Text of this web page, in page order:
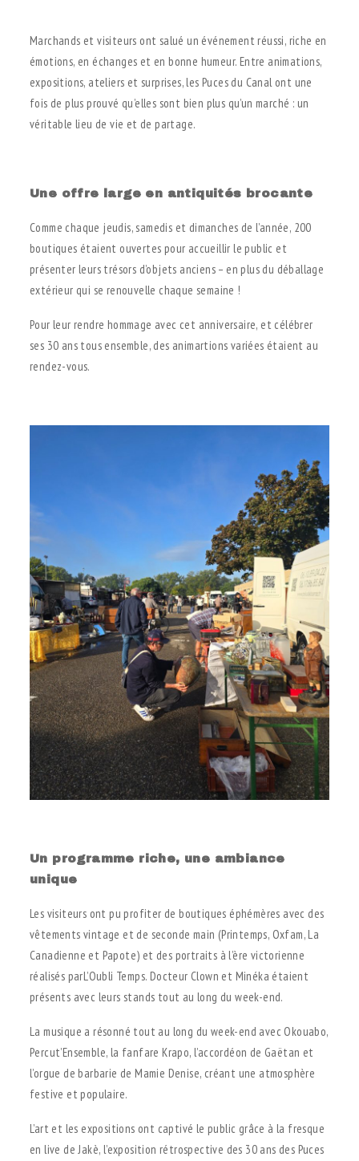
Marchands et visiteurs ont salué un événement réussi, riche en
émotions, en échanges et en bonne humeur. Entre animations,
expositions, ateliers et surprises, les Puces du Canal ont une
fois de plus prouvé qu’elles sont bien plus qu’un marché : un
véritable lieu de vie et de partage.
Une offre large en antiquités brocante
Comme chaque jeudis, samedis et dimanches de l’année, 200
boutiques étaient ouvertes pour accueillir le public et
présenter leurs trésors d’objets anciens – en plus du déballage
extérieur qui se renouvelle chaque semaine !
Pour leur rendre hommage avec cet anniversaire, et célébrer
ses 30 ans tous ensemble, des animartions variées étaient au
rendez-vous.
Un programme riche, une ambiance
unique
Les visiteurs ont pu profiter de boutiques éphémères avec des
vêtements vintage et de seconde main (Printemps, Oxfam, La
Canadienne et Papote) et des portraits à l’ère victorienne
réalisés parL’Oubli Temps. Docteur Clown et Minéka étaient
présents avec leurs stands tout au long du week-end.
La musique a résonné tout au long du week-end avec Okouabo,
Percut’Ensemble, la fanfare Krapo, l’accordéon de Gaëtan et
l’orgue de barbarie de Mamie Denise, créant une atmosphère
festive et populaire.
L’art et les expositions ont captivé le public grâce à la fresque
en live de Jakè, l’exposition rétrospective des 30 ans des Puces